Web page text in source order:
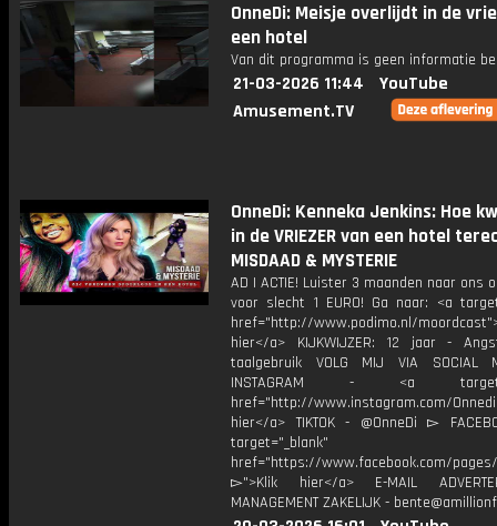
OnneDi: Meisje overlijdt in de
een hotel
Van dit programma is geen informatie
21-03-2026 11:44
YouTube
Amusement.TV
OnneDi: Kenneka Jenkins: Hoe
in de VRIEZER van een hotel
MISDAAD & MYSTERIE
AD | ACTIE! Luister 3 maanden naar ons
voor slecht 1 EURO! Ga naar: <a
href="http://www.podimo.nl/
hier</a> KIJKWIJZER: 12 jaar -
taalgebruik VOLG MIJ VIA SOCIAL
INSTAGRAM - <a
href="http://www.instagram.com/
hier</a> TIKTOK - @OnneDi ▻
target="_blank"
href="https://www.facebook.com/pages/
▻">Klik hier</a> E-MAIL
MANAGEMENT ZAKELIJK -